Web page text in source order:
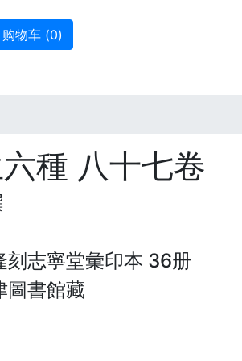
购物车 (0)
種 八十七卷
刻志寧堂彙印本 36册
圖書館藏